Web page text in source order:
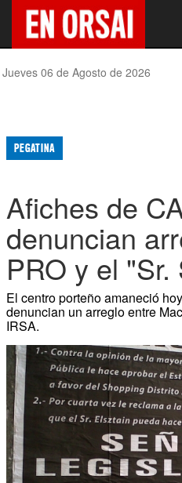
Jueves 06 de Agosto de 2026
PEGATINA
Afiches de
denuncian
PRO y el
El centro porteño amaneció
denuncian un arreglo entre
IRSA.